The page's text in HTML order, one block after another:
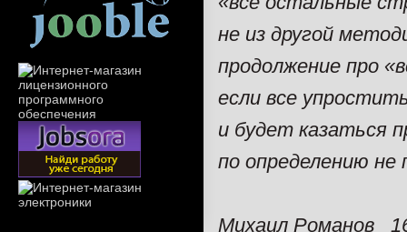
не из другой
продолжение про
если все
и будет казаться
по определению не
Михаил Романов